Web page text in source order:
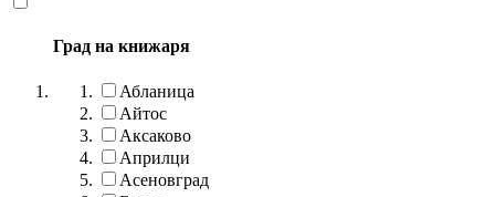
Град на книжаря
Абланица
Айтос
Аксаково
Априлци
Асеновград